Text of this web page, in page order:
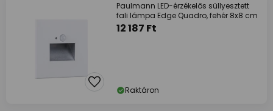
Paulmann LED-érzékelős süllyesztett
fali lámpa Edge Quadro, fehér 8x8 cm
12 187 Ft
Raktáron